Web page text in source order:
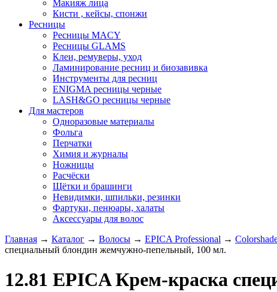
Макияж лица
Кисти , кейсы, спонжи
Ресницы
Ресницы MACY
Ресницы GLAMS
Клеи, ремуверы, уход
Ламинирование ресниц и биозавивка
Инструменты для ресниц
ENIGMA ресницы черные
LASH&GO ресницы черные
Для мастеров
Одноразовые материалы
Фольга
Перчатки
Химия и журналы
Ножницы
Расчёски
Щётки и брашинги
Невидимки, шпильки, резинки
Фартуки, пенюары, халаты
Аксессуары для волос
Главная → Каталог → Волосы → EPICA Professional →
специальный блондин жемчужно-пепельный, 100 мл.
12.81 EPICA Крем-краска